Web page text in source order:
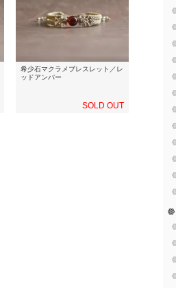
希少石マクラメブレスレット／レ
ッドアンバー
SOLD OUT